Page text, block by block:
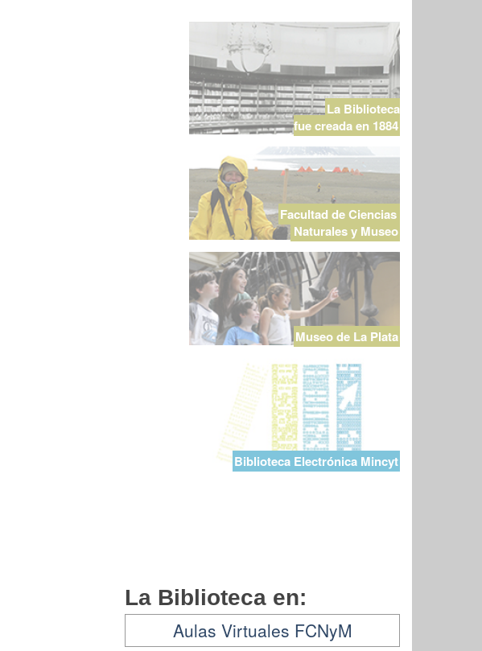
La Biblioteca
fue creada en 1884
Facultad de Ciencias
Naturales y Museo
Museo de La Plata
Biblioteca Electrónica Mincyt
La Biblioteca en:
Aulas Virtuales FCNyM